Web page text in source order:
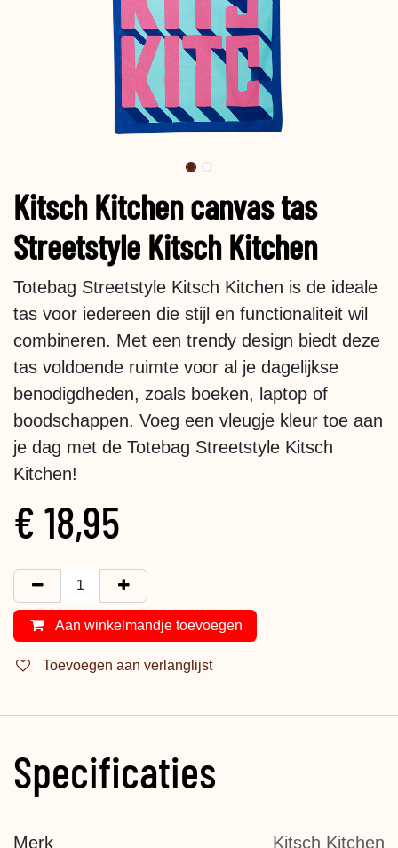
Kitsch Kitchen canvas tas
Streetstyle Kitsch Kitchen
Totebag Streetstyle Kitsch Kitchen is de ideale
tas voor iedereen die stijl en functionaliteit wil
combineren. Met een trendy design biedt deze
tas voldoende ruimte voor al je dagelijkse
benodigdheden, zoals boeken, laptop of
boodschappen. Voeg een vleugje kleur toe aan
je dag met de Totebag Streetstyle Kitsch
Kitchen!
€ 18,95
Aan winkelmandje toevoegen
Toevoegen aan verlanglijst
Specificaties
Merk Kitsch Kitchen